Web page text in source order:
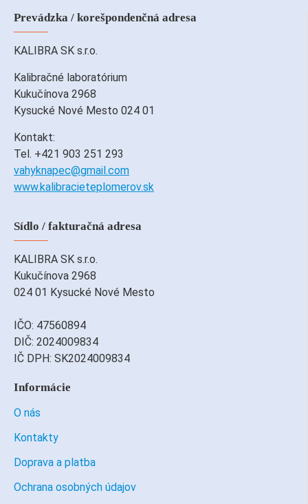
Prevádzka / korešpondenčná adresa
KALIBRA SK s.r.o.
Kalibračné laboratórium
Kukučínova 2968
Kysucké Nové Mesto 024 01
Kontakt:
Tel. +421 903 251 293
vahyknapec@gmail.com
www.kalibracieteplomerov.sk
Sídlo / fakturačná adresa
KALIBRA SK s.r.o.
Kukučínova 2968
024 01 Kysucké Nové Mesto
IČO: 47560894
DIČ: 2024009834
IČ DPH: SK2024009834
Informácie
O nás
Kontakty
Doprava a platba
Ochrana osobných údajov